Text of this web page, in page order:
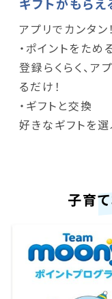
アプリでカンタン！
・ポイントをため
登録らくらく、ア
るだけ！
・ギフトと交換
好きなギフトを選
子育